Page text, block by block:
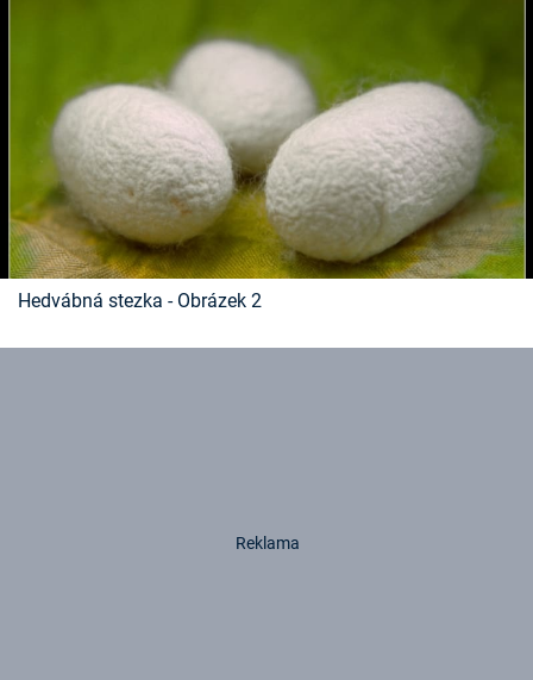
Sledujte prima+
Přihlášení
Sledujte nás
Hedvábná stezka - Obrázek 2